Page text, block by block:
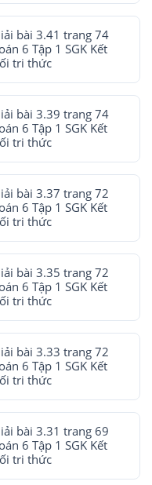
bài 3.41 trang 74
6 Tập 1 SGK Kết
tri thức
bài 3.39 trang 74
6 Tập 1 SGK Kết
tri thức
bài 3.37 trang 72
6 Tập 1 SGK Kết
tri thức
bài 3.35 trang 72
6 Tập 1 SGK Kết
tri thức
bài 3.33 trang 72
6 Tập 1 SGK Kết
tri thức
bài 3.31 trang 69
6 Tập 1 SGK Kết
tri thức